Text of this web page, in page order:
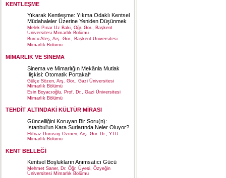
KENTLEŞME
Yıkarak Kentleşme: Yıkma Odaklı Kentsel
Müdahaleler Üzerine Yeniden Düşünmek
Melek Pınar Uz Baki, Öğr. Gör., Başkent
Üniversitesi Mimarlık Bölümü
Burcu Ateş, Arş. Gör., Başkent Üniversitesi
Mimarlık Bölümü
MİMARLIK VE SİNEMA
Sinema ve Mimarlığın Mekânla Mutlak
İlişkisi: Otomatik Portakal*
Gülçe Sözen, Arş. Gör., Gazi Üniversitesi
Mimarlık Bölümü
Esin Boyacıoğlu, Prof. Dr., Gazi Üniversitesi
Mimarlık Bölümü
TEHDİT ALTINDAKİ KÜLTÜR MİRASI
Güncelliğini Koruyan Bir Soru(n):
İstanbul’un Kara Surlarında Neler Oluyor?
Elifnaz Durusoy Özmen, Arş. Gör. Dr., YTÜ
Mimarlık Bölümü
KENT BELLEĞİ
Kentsel Boşlukların Anımsatıcı Gücü
Mehmet Saner, Dr. Öğr. Üyesi, Özyeğin
Üniversitesi Mimarlık Bölümü